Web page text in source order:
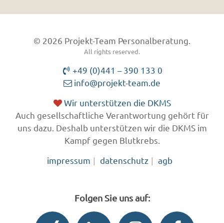
© 2026 Projekt-Team Personalberatung.
All rights reserved.
+49 (0)441 – 390 133 0
info@projekt-team.de
Wir unterstützen die DKMS
Auch gesellschaftliche Verantwortung gehört für
uns dazu. Deshalb unterstützen wir die DKMS im
Kampf gegen Blutkrebs.
impressum
datenschutz agb
Folgen Sie uns auf: